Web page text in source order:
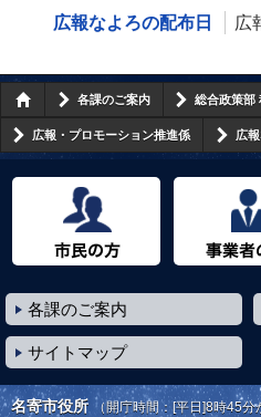
広報なよろの配布日
広
各課のご案内 総合政策部
広報・プロモーション推進係 広
各課のご案内
サイトマップ
名寄市役所 （開庁時間：[平日]8時45分